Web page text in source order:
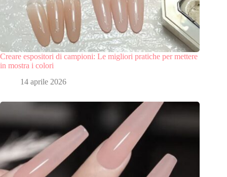
Creare espositori di campioni: Le migliori pratiche per mettere
in mostra i colori
14 aprile 2026